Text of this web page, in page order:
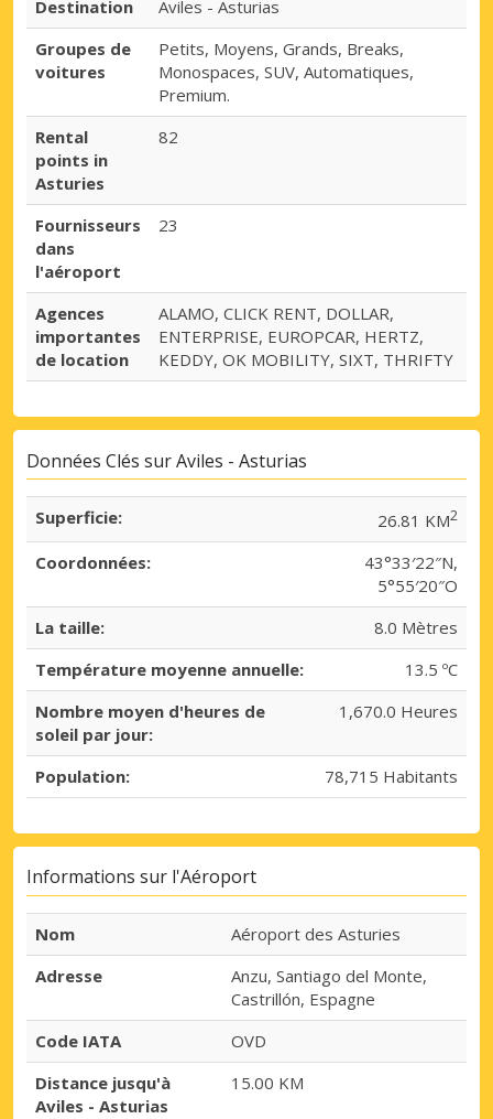
Destination
Aviles - Asturias
Groupes de
voitures
Petits, Moyens, Grands, Breaks,
Monospaces, SUV, Automatiques,
Premium.
Rental
points in
Asturies
82
Fournisseurs
dans
l'aéroport
23
Agences
importantes
de location
ALAMO, CLICK RENT, DOLLAR,
ENTERPRISE, EUROPCAR, HERTZ,
KEDDY, OK MOBILITY, SIXT, THRIFTY
Données Clés sur Aviles - Asturias
Superficie: 26.81 KM2
Coordonnées:
43°33′22″N,
5°55′20″O
La taille:
8.0 Mètres
Température moyenne annuelle:
13.5 ºC
Nombre moyen d'heures de
soleil par jour:
1,670.0 Heures
Population: 78,715 Habitants
Informations sur l'Aéroport
Nom
Aéroport des Asturies
Adresse
Anzu, Santiago del Monte,
Castrillón, Espagne
Code IATA
OVD
Distance jusqu'à
Aviles - Asturias
15.00 KM